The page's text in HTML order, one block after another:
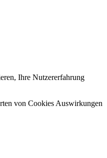
Ihre Nutzererfahrung
von Cookies Auswirkungen